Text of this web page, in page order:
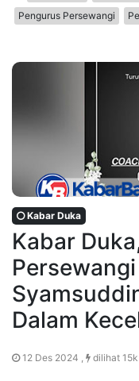
Pengurus Persewangi
Kabar Duka
Kabar
Dalam
12 Des 2024 , dilihat 15k